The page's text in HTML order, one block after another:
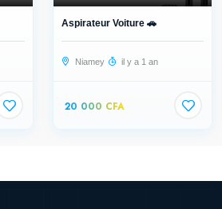
Aspirateur Voiture 🚗
Niamey il y a 1 an
20 000 CFA